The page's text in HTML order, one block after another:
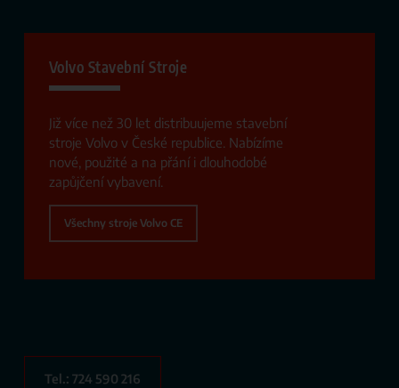
Volvo Stavební Stroje
Již více než 30 let distribuujeme stavební
stroje Volvo v České republice. Nabízíme
nové, použité a na přání i dlouhodobé
zapůjčení vybavení.
Všechny stroje Volvo CE
Tel.: 724 590 216